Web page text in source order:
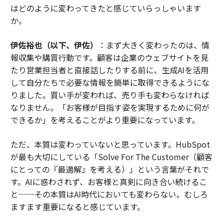
はどのように変わってきたと感じていらっしゃいます
か。
伊佐裕也（以下、伊佐）
：まず大きく変わったのは、情
報収集や購買行動です。顧客は企業のウェブサイトを見
たり営業担当者と直接話したりする前に、生成AIを活用
して自分たちで必要な情報を簡単に取得できるようにな
りました。買い手が変われば、売り手も変わらなければ
なりません。「お客様が目指す姿を実現するために何が
できるか」を考えることがより重要になっています。
ただ、本質は変わっていないと思っています。HubSpot
が最も大切にしている「Solve For The Customer（顧客
にとっての『最適解』を考える）」という言葉がそれで
す。AIに惑わされず、お客様と真剣に向き合い続けるこ
と──その本質はAI時代においても変わらない。むしろ
ますます重要になると感じています。